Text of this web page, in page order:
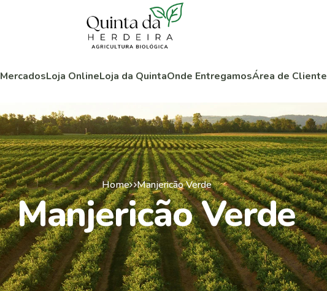
MercadosLoja OnlineLoja da QuintaOnde EntregamosÁrea de Cliente
Home Manjericão Verde
Manjericão Verde